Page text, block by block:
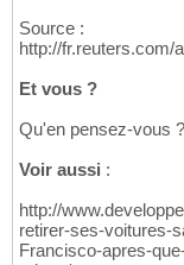
Source :
http://fr.reuters.com/
Et vous ?
Qu'en pensez-vous ?
Voir aussi :
http://
retirer-ses-voitures-
Francisco-apres-